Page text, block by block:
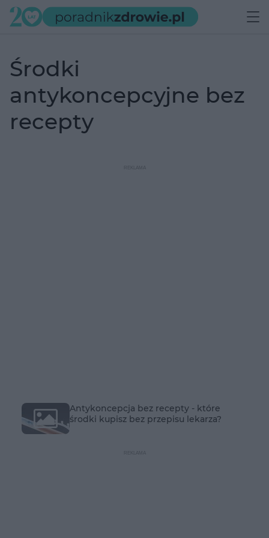
środki
antykoncepcyjne bez
recepty
Antykoncepcja bez recepty - które
środki kupisz bez przepisu lekarza?